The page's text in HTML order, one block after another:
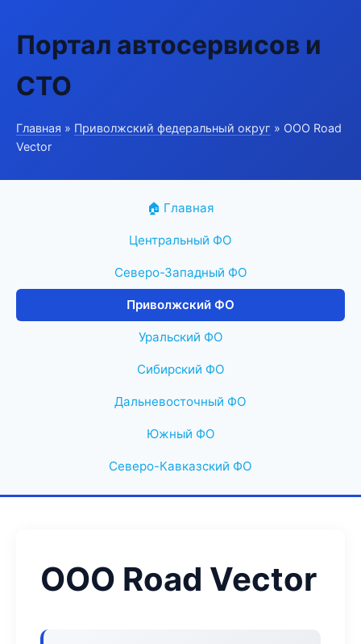
Портал автосервисов и
СТО
Главная » Приволжский федеральный округ » ООО Road
Vector
🏠 Главная
Центральный ФО
Северо-Западный ФО
Приволжский ФО
Уральский ФО
Сибирский ФО
Дальневосточный ФО
Южный ФО
Северо-Кавказский ФО
ООО Road Vector